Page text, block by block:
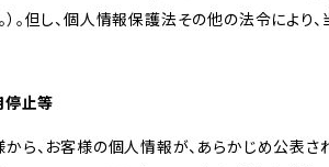
）。但し、個人情報保護法その他の法令によ
停止等
から、お客様の個人情報が、あらかじめ公